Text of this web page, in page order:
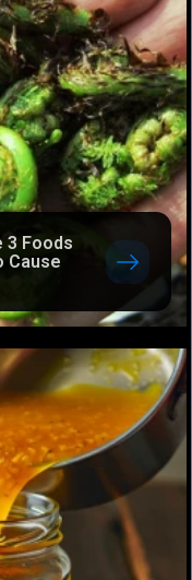
Stool Will Fly Out
If You Drink
Bed
3 Foods
Cause